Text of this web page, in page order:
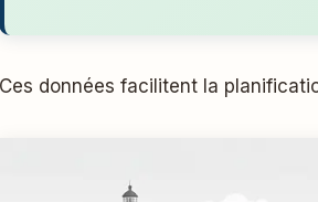
Ces données facilitent la